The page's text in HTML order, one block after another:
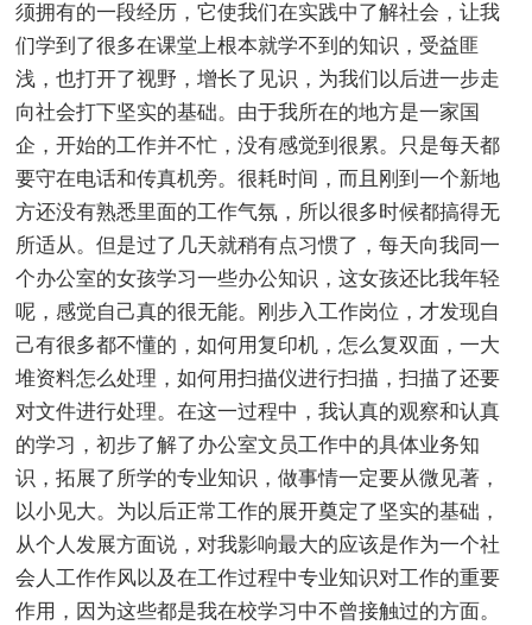
须拥有的一段经历，它使我们在实践中了解社会，让我
们学到了很多在课堂上根本就学不到的知识，受益匪
浅，也打开了视野，增长了见识，为我们以后进一步走
向社会打下坚实的基础。由于我所在的地方是一家国
企，开始的工作并不忙，没有感觉到很累。只是每天都
要守在电话和传真机旁。很耗时间，而且刚到一个新地
方还没有熟悉里面的工作气氛，所以很多时候都搞得无
所适从。但是过了几天就稍有点习惯了，每天向我同一
个办公室的女孩学习一些办公知识，这女孩还比我年轻
呢，感觉自己真的很无能。刚步入工作岗位，才发现自
己有很多都不懂的，如何用复印机，怎么复双面，一大
堆资料怎么处理，如何用扫描仪进行扫描，扫描了还要
对文件进行处理。在这一过程中，我认真的观察和认真
的学习，初步了解了办公室文员工作中的具体业务知
识，拓展了所学的专业知识，做事情一定要从微见著，
以小见大。为以后正常工作的展开奠定了坚实的基础，
从个人发展方面说，对我影响最大的应该是作为一个社
会人工作作风以及在工作过程中专业知识对工作的重要
作用，因为这些都是我在校学习中不曾接触过的方面。